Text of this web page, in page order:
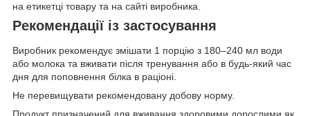
на етикетці товару та на сайті виробника.
Рекомендації із застосування
Виробник рекомендує змішати 1 порцію з 180–240 мл води
або молока та вживати після тренування або в будь-який час
дня для поповнення білка в раціоні.
Не перевищувати рекомендовану добову норму.